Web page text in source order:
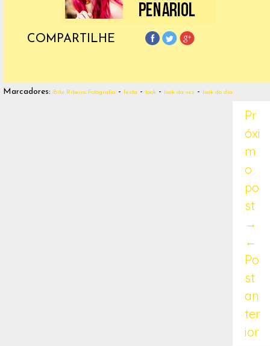
COMPARTILHE
Marcadores: Bibi Ribeiro Fotografia - festa - look - look da vez - look do dia
Pr
óxi
m
o
po
st
→
←
Po
st
an
ter
ior